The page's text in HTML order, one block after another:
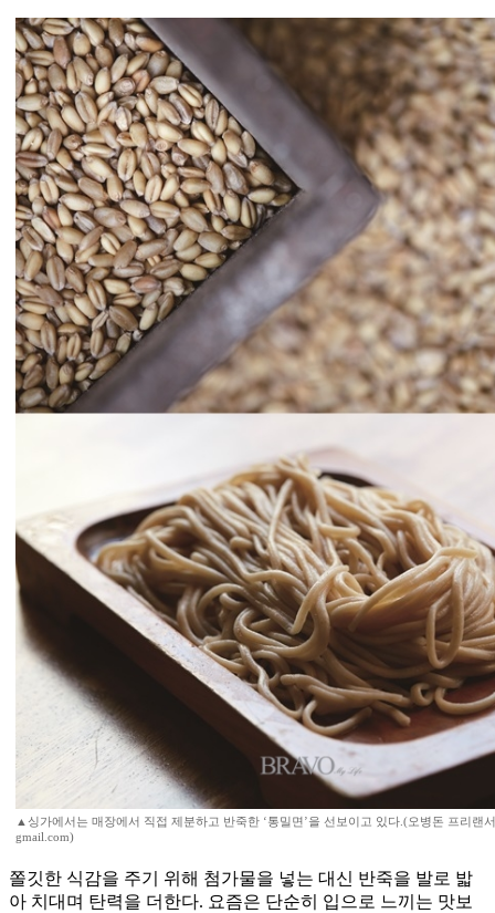
▲싱가에서는 매장에서 직접 제분하고 반죽한 ‘통밀면’을 선보이고 있다.(오병돈 프리랜
gmail.com)
쫄깃한 식감을 주기 위해 첨가물을 넣는 대신 반죽을 발로 밟
아 치대며 탄력을 더한다. 요즘은 단순히 입으로 느끼는 맛보